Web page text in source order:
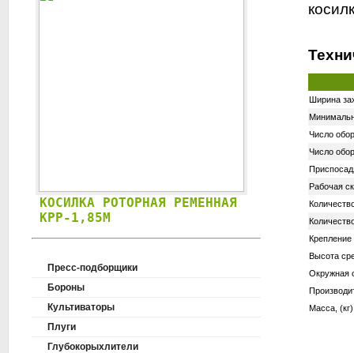
Ширина
Число
Число
Рабочая
Высота
Окружная
Масса, (кг)
КОСИЛКА РОТОРНАЯ РЕМЕННАЯ
КРР-1,85М
КОСИЛКА
КРР-1,9
Пресс-подборщики
Бороны
Культиваторы
Плуги
Глубокорыхлители